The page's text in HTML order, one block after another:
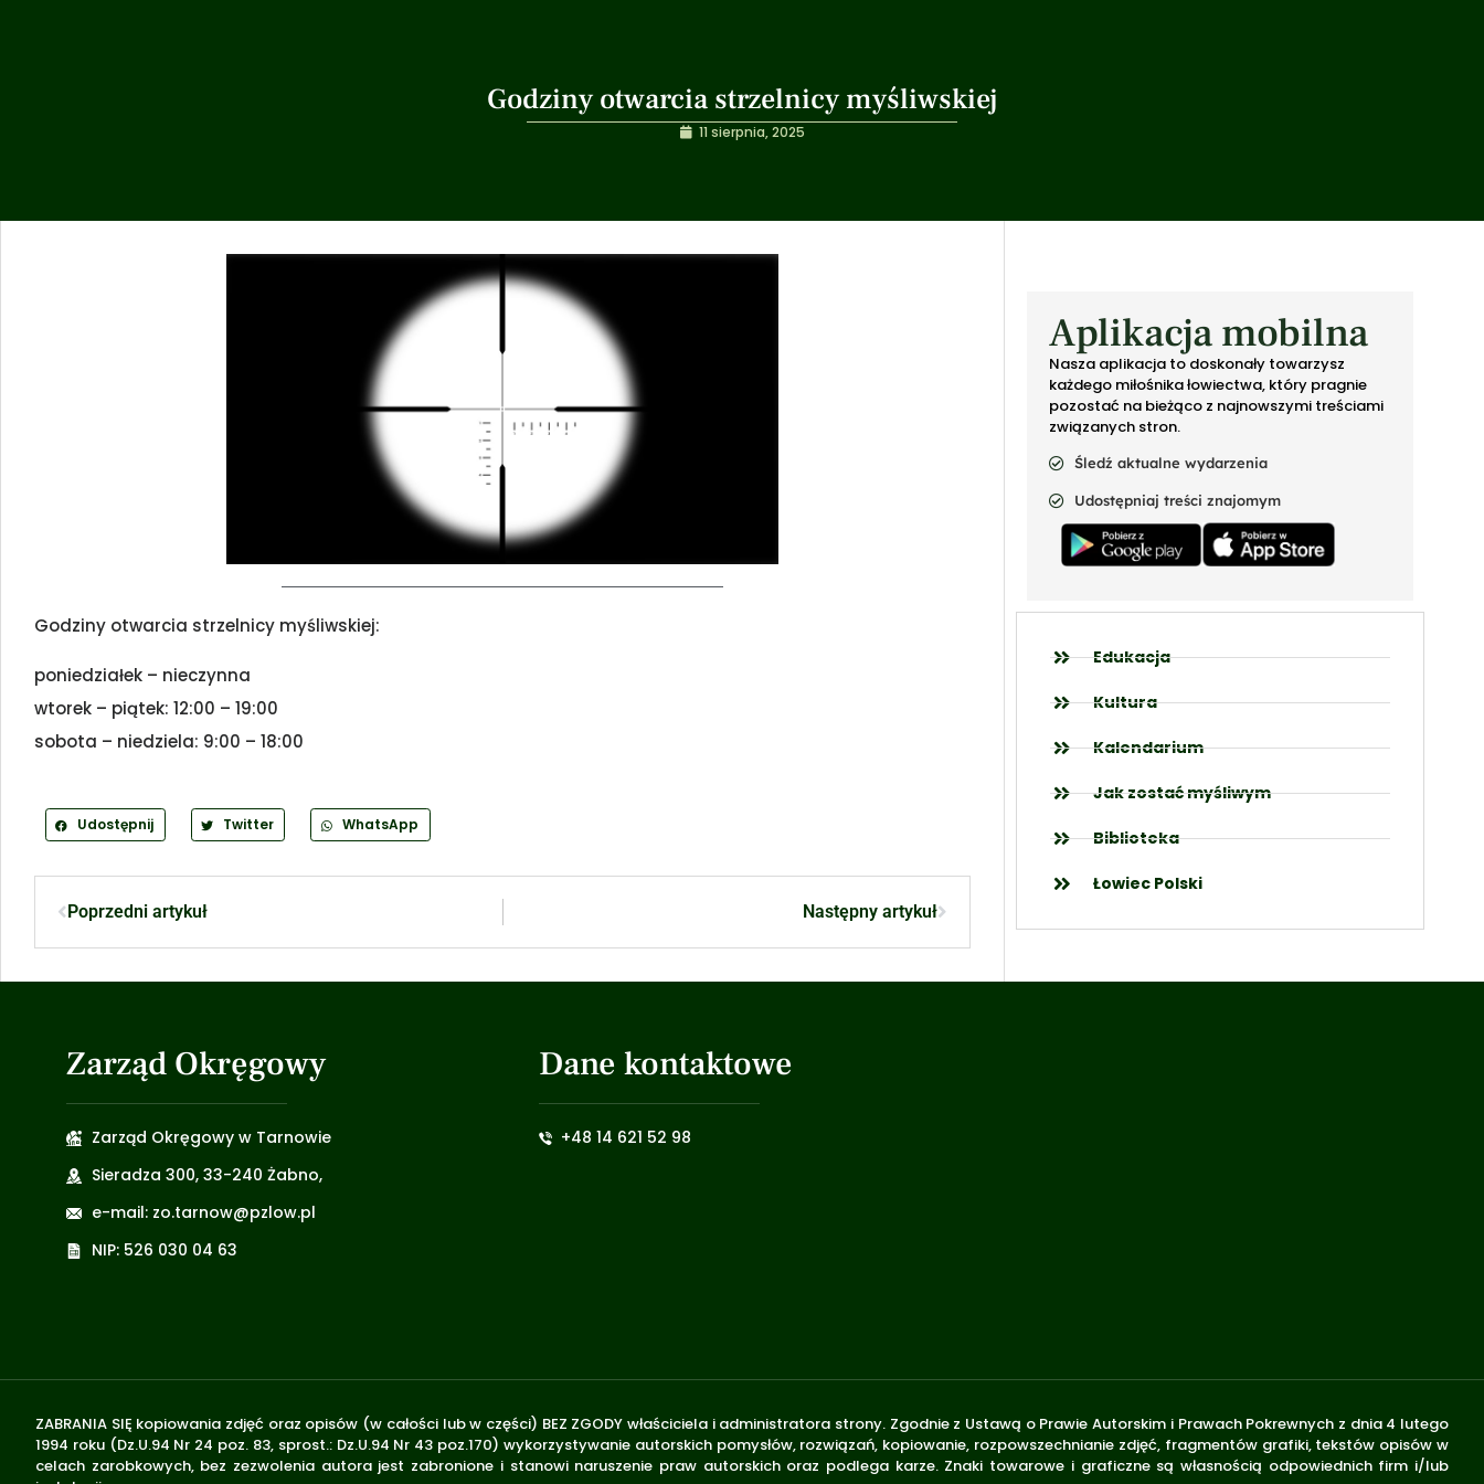
Godziny otwarcia strzelnicy myśliwskiej
11 sierpnia, 2025
Godziny otwarcia strzelnicy myśliwskiej:
poniedziałek – nieczynna
wtorek – piątek: 12:00 – 19:00
sobota – niedziela: 9:00 – 18:00
Udostępnij Twitter WhatsApp
Poprzedni artykuł Następny artykuł
Aplikacja mobilna
Nasza aplikacja to doskonały towarzysz
każdego miłośnika łowiectwa, który pragnie
pozostać na bieżąco z najnowszymi treściami
związanych stron.
Śledź aktualne wydarzenia
Udostępniaj treści znajomym
Edukacja
Kultura
Kalendarium
Jak zostać myśliwym
Biblioteka
Łowiec Polski
Zarząd Okręgowy
Zarząd Okręgowy w Tarnowie
Sieradza 300, 33-240 Żabno,
e-mail: zo.tarnow@pzlow.pl
NIP: 526 030 04 63
Dane kontaktowe
+48 14 621 52 98
ZABRANIA SIĘ kopiowania zdjęć oraz opisów (w całości lub w części) BEZ ZGODY właściciela i administratora strony. Zgodnie z Ustawą o Prawie Autorskim i Prawach Pokrewnych z dnia 4 lutego
1994 roku (Dz.U.94 Nr 24 poz. 83, sprost.: Dz.U.94 Nr 43 poz.170) wykorzystywanie autorskich pomysłów, rozwiązań, kopiowanie, rozpowszechnianie zdjęć, fragmentów grafiki, tekstów opisów w
celach zarobkowych, bez zezwolenia autora jest zabronione i stanowi naruszenie praw autorskich oraz podlega karze. Znaki towarowe i graficzne są własnością odpowiednich firm i/lub